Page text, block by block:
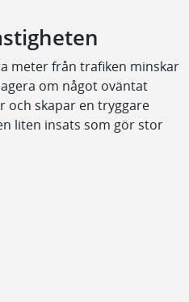
meter från trafiken minskar
om något oväntat
och skapar en tryggare
liten insats som gör stor